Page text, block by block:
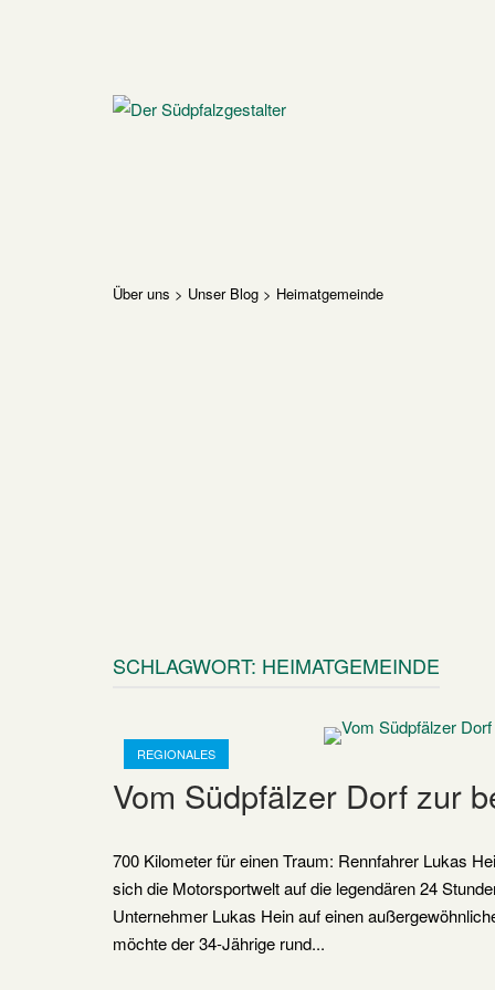
Home
Über uns > Unser Blog > Heimatgemeinde
SCHLAGWORT: HEIMATGEMEINDE
REGIONALES
Open post
Vom Südpfälzer Dorf zur
700 Kilometer für einen Traum: Rennfahrer Lukas
sich die Motorsportwelt auf die legendären 24
Unternehmer Lukas Hein auf einen
möchte der 34-Jährige rund...